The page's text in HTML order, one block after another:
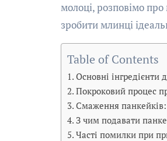
молоці, розповімо
зробити млинці
Table of Contents
Основні інгредієнти
Покроковий процес
Смаження
З чим подавати
Часті помилки при